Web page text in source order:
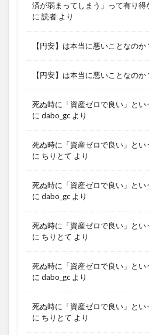
済が弱まってしまう」って有り得
に 読者 より
【円安】は本当に悪いことなのか
【円安】は本当に悪いことなのか
死ぬ時に「資産ゼロで良い」とい
に dabo_gc より
死ぬ時に「資産ゼロで良い」とい
に ちりとて より
死ぬ時に「資産ゼロで良い」とい
に dabo_gc より
死ぬ時に「資産ゼロで良い」とい
に ちりとて より
死ぬ時に「資産ゼロで良い」とい
に dabo_gc より
死ぬ時に「資産ゼロで良い」とい
に ちりとて より